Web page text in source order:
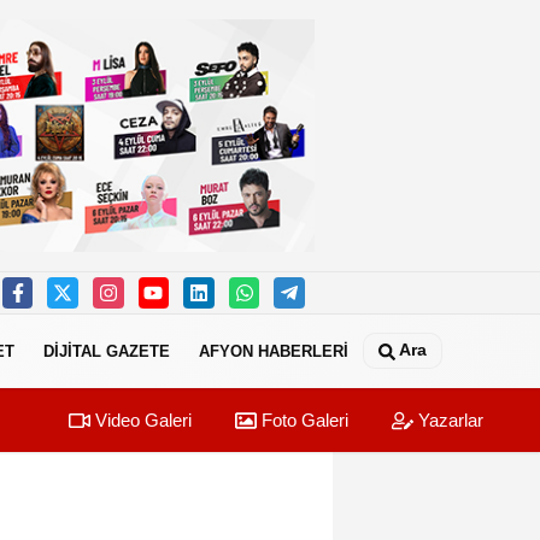
DİJİTAL GAZETE AFYON HABERLERİ Ara
Video Galeri Foto Galeri Yazarlar